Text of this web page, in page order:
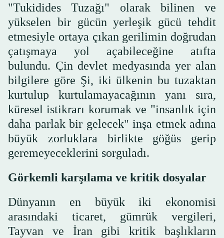
"Tukidides Tuzağı" olarak bilinen ve
yükselen bir gücün yerleşik gücü tehdit
etmesiyle ortaya çıkan gerilimin doğrudan
çatışmaya yol açabileceğine atıfta
bulundu. Çin devlet medyasında yer alan
bilgilere göre Şi, iki ülkenin bu tuzaktan
kurtulup kurtulamayacağının yanı sıra,
küresel istikrarı korumak ve "insanlık için
daha parlak bir gelecek" inşa etmek adına
büyük zorluklara birlikte göğüs gerip
geremeyeceklerini sorguladı.
Görkemli karşılama ve kritik dosyalar
Dünyanın en büyük iki ekonomisi
arasındaki ticaret, gümrük vergileri,
Tayvan ve İran gibi kritik başlıkların